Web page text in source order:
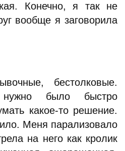
Конечно, я так не
вообще я заговорила
бестолковые.
было быстро
какое-то решение.
Меня парализовало
на него как кролик